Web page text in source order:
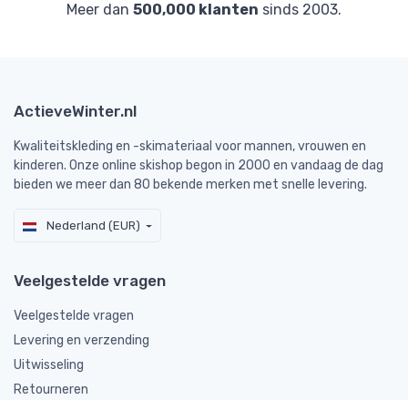
Meer dan 500,000 klanten sinds 2003.
ActieveWinter.nl
Kwaliteitskleding en -skimateriaal voor mannen, vrouwen en
kinderen. Onze online skishop begon in 2000 en vandaag de dag
bieden we meer dan 80 bekende merken met snelle levering.
Nederland (EUR)
Veelgestelde vragen
Veelgestelde vragen
Levering en verzending
Uitwisseling
Retourneren